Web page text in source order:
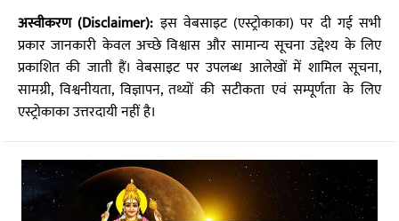
अस्वीकरण (Disclaimer): इस वेबसाइट (एस्ट्रोकाका) पर दी गई सभी
प्रकार जानकारी केवल अच्छे विश्वास और सामान्य सूचना उद्देश्य के लिए
प्रकाशित की जाती हैं। वेबसाइट पर उपलब्ध आलेखों में शामिल सूचना,
सामग्री, विश्वनीयता, विज्ञापन, तथ्यों की सटीकता एवं सम्पूर्णता के लिए
एस्ट्रोकाका उत्तरदायी नहीं है।